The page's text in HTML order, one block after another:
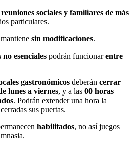
reuniones sociales y familiares de más
particulares.
sin modificaciones.
esenciales podrán funcionarentre
gastronómicos deberán cerrar
lunes a viernes, y a las 00 horas
. Podrán extender una hora la
sus puertas.
habilitados, no así juegos